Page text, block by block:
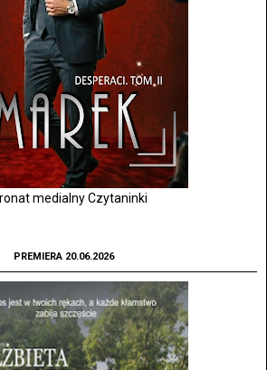
medialny Czytaninki
PREMIERA 20.06.2026